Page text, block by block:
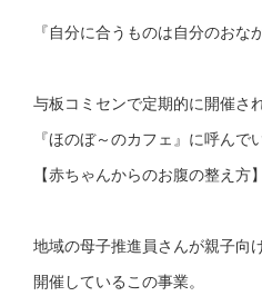
SNS『自分に合うものは自分のおな
与板コミセンで定期的に開催さ
『ほのぼ～のカフェ』に呼んで
【赤ちゃんからのお腹の整え方
地域の母子推進員さんが親子向
開催しているこの事業。